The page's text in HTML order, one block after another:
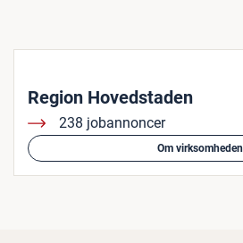
Region Hovedstaden
238 jobannoncer
Om virksomheden